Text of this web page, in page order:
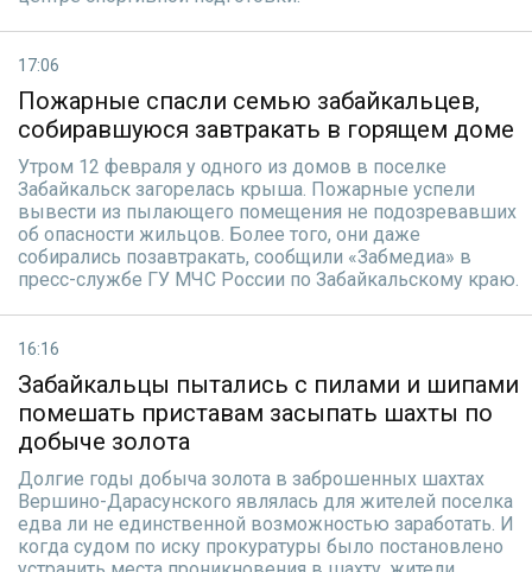
17:06
Пожарные спасли семью забайкальцев,
собиравшуюся завтракать в горящем доме
Утром 12 февраля у одного из домов в поселке
Забайкальск загорелась крыша. Пожарные успели
вывести из пылающего помещения не подозревавших
об опасности жильцов. Более того, они даже
собирались позавтракать, сообщили «Забмедиа» в
пресс-службе ГУ МЧС России по Забайкальскому краю.
16:16
Забайкальцы пытались с пилами и шипами
помешать приставам засыпать шахты по
добыче золота
Долгие годы добыча золота в заброшенных шахтах
Вершино-Дарасунского являлась для жителей поселка
едва ли не единственной возможностью заработать. И
когда судом по иску прокуратуры было постановлено